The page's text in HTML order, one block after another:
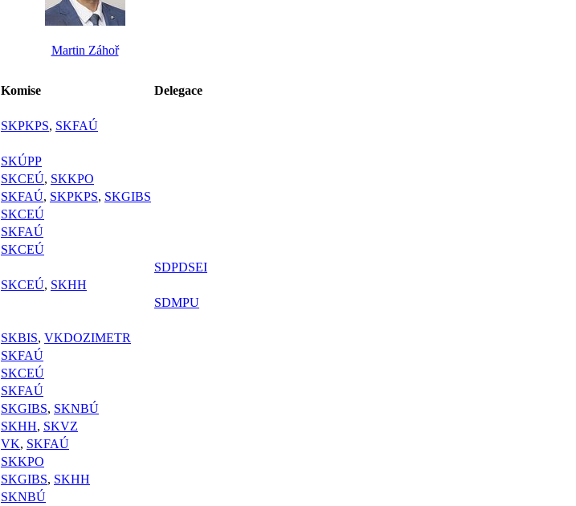
Martin Záhoř
Komise
Delegace
SKPKPS, SKFAÚ
SKÚPP
SKCEÚ, SKKPO
SKFAÚ, SKPKPS, SKGIBS
SKCEÚ
SKFAÚ
SKCEÚ
SDPDSEI
SKCEÚ, SKHH
SDMPU
SKBIS, VKDOZIMETR
SKFAÚ
SKCEÚ
SKFAÚ
SKGIBS, SKNBÚ
SKHH, SKVZ
VK, SKFAÚ
SKKPO
SKGIBS, SKHH
SKNBÚ